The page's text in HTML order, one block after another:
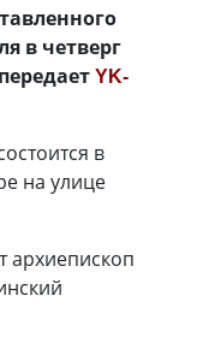
в четверг
YK-
в
на улице
архиепископ